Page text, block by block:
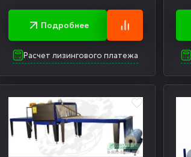
Подробнее
Расчет лизингового платежа